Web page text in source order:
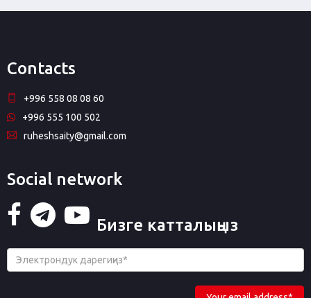
Contacts
+996 558 08 08 60
+996 555 100 502
ruheshsaity@gmail.com
Social network
Бизге катталыңыз